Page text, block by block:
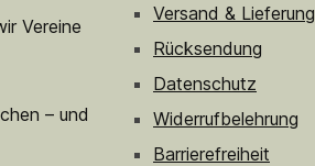
Vereine
– und
Versand & Lieferung
Rücksendung
Datenschutz
Widerrufbelehrung
Barrierefreiheit